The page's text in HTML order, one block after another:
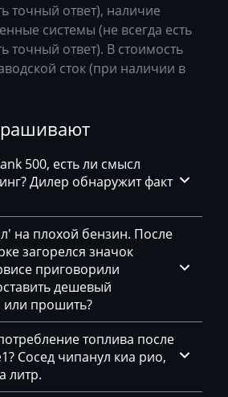
точный ответ), наличие
системы (не всегда есть
точный ответ). В стоимость
сток (при наличии в
500, есть ли смысл
Дилер обнаружит факт
на плохой бензин. После
загорелся значок
приговорили
дешевый
прошить?
топлива после
Сосед чипанул киа рио,
литр.